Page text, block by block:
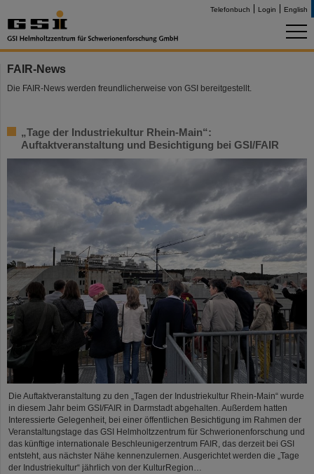
Telefonbuch Login English
FAIR-News
Die FAIR-News werden freundlicherweise von GSI bereitgestellt.
„Tage der Industriekultur Rhein-Main“:
Auftaktveranstaltung und Besichtigung bei GSI/FAIR
Die Auftaktveranstaltung zu den „Tagen der Industriekultur Rhein-Main“ wurde
in diesem Jahr beim GSI/FAIR in Darmstadt abgehalten. Außerdem hatten
Interessierte Gelegenheit, bei einer öffentlichen Besichtigung im Rahmen der
Veranstaltungstage das GSI Helmholtzzentrum für Schwerionenforschung und
das künftige internationale Beschleunigerzentrum FAIR, das derzeit bei GSI
entsteht, aus nächster Nähe kennenzulernen. Ausgerichtet werden die „Tage
der Industriekultur“ jährlich von der KulturRegion…